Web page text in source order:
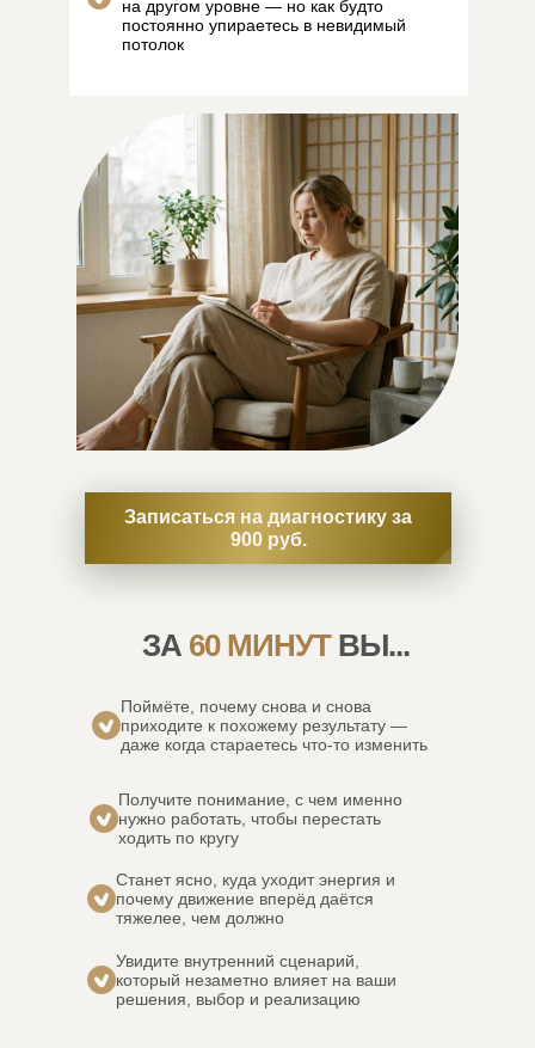
на другом уровне — но как будто
постоянно упираетесь в невидимый
потолок
Записаться на диагностику за
900 руб.
ЗА 60 МИНУТ ВЫ...
Увидите внутренний сценарий,
который незаметно влияет на ваши
решения, выбор и реализацию
Станет ясно, куда уходит энергия и
почему движение вперёд даётся
тяжелее, чем должно
Получите понимание, с чем именно
нужно работать, чтобы перестать
ходить по кругу
Поймёте, почему снова и снова
приходите к похожему результату —
даже когда стараетесь что-то изменить